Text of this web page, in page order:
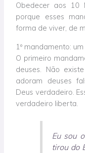
Obedecer aos 10
porque esses
forma de viver, de
1º mandamento:
O primeiro
deuses. Não
adoram deuses
Deus verdadeiro.
verdadeiro liberta.
Eu sou
tirou do